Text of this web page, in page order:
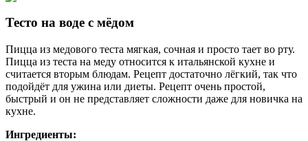
Тесто на воде с мёдом
Пицца из медового теста мягкая, сочная и просто тает во рту.
Пицца из теста на меду относится к итальянской кухне и
считается вторым блюдам. Рецепт достаточно лёгкий, так что
подойдёт для ужина или диеты. Рецепт очень простой,
быстрый и он не представляет сложности даже для новичка на
кухне.
Ингредиенты: